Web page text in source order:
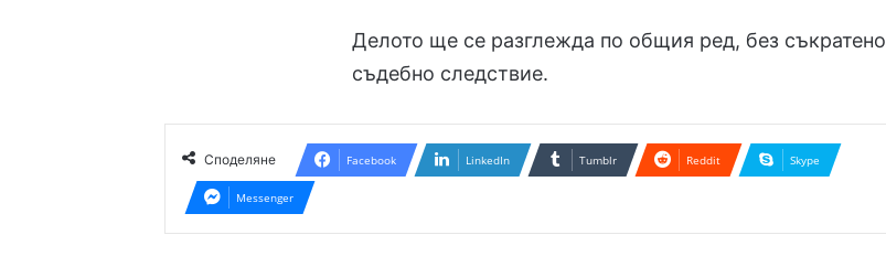
Делото ще се разглежда по общия ред, без съкратено
съдебно следствие.
Споделяне Facebook LinkedIn Tumblr Reddit Skype
Messenger